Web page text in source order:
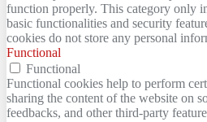
function properly. This category only
basic functionalities and security
cookies do not store any personal
Functional
Functional
Functional cookies help to perform
sharing the content of the website on
feedbacks, and other third-party